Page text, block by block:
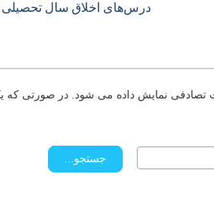
درس‌های اخلاق سال تحصیلی 94-95؛ جلسه سی‌‌ونهم؛ زهد؛ کلید همه خوبی‌ها
نمایش داده می شود. در صورتی که